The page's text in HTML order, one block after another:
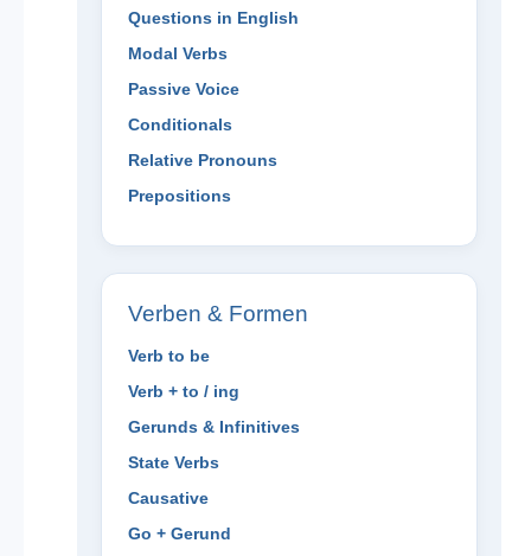
Questions in English
Modal Verbs
Passive Voice
Conditionals
Relative Pronouns
Prepositions
Verben & Formen
Verb to be
Verb + to / ing
Gerunds & Infinitives
State Verbs
Causative
Go + Gerund